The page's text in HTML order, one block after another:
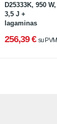
D25333K, 950 W,
3,5 J +
lagaminas
256,39 € su PVM